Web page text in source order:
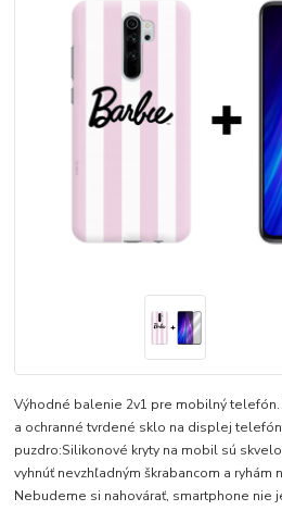
Výhodné balenie 2v1 pre mobilný telefón.
a ochranné tvrdené sklo na displej
puzdro:Silikonové kryty na mobil sú
vyhnúť nevzhľadným škrabancom a ryhám
Nebudeme si nahovárať, smartphone nie